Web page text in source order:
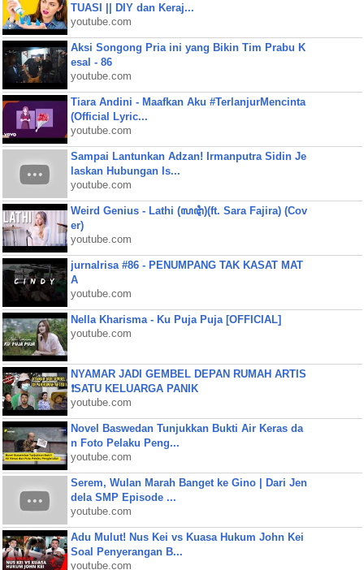
TUASI || DIY dan Keraj...
youtube.com
Aksi Songong Pria ini yang Bikin Tim Prabu K
esal - 86
youtube.com
Tiara Andini - Maafkan Aku #TerlanjurMencinta
(Official Lyric...
youtube.com
Sampai Lantunkan Adzan! Irmanputra Sidin Je
laskan Hubungan Is...
youtube.com
Weird Genius - Lathi (ꦭꦛꦶ)(ft. Sara Fajira) (Cov
er)
youtube.com
jurnalrisa #86 - PENUMPANG TAK KASAT MAT
A
youtube.com
Nella Kharisma - Ku Puja Puja [OFFICIAL]
youtube.com
NYAMAR JADI GEMBEL DEPAN RUMAH ARTIS
❗SATU KELUARGA PANIK
youtube.com
Novel Baswedan Tunjukkan Bukti Air Keras da
n Foto Pelaku Peng...
youtube.com
Serem, Wulan Marah Banget ke Gino | Dari Jen
dela SMP Episode ...
youtube.com
Adu Mulut! Nus Kei vs Kuasa Hukum John Kei
Soal Penyerangan B...
youtube.com